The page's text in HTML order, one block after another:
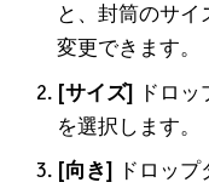
と、封筒のサ
変更できます。
[サイズ] ドロ
を選択します。
[向き] ドロッ